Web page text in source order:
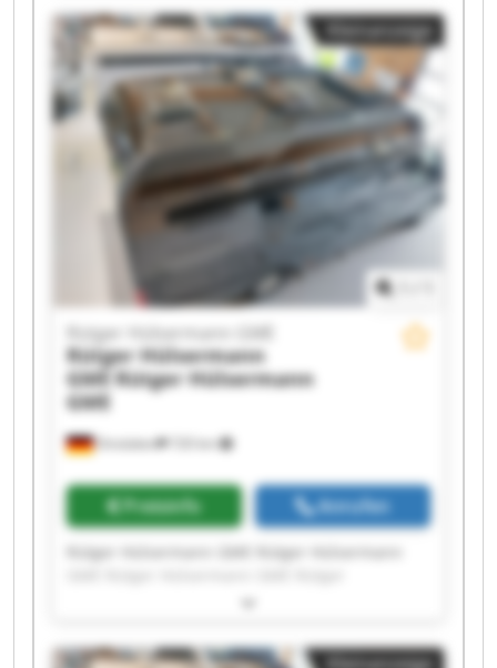
GME Rütger Hülsermann GME Rütger
Hülsermann GME Rütger Hülsermann GME
Rütger Hülsermann GME Rütger Hülsermann
GME Rütger Hülsermann GME Rütger
Hülsermann GME Rütger Hülsermann GME
Rütger Hülsermann GME Rütger Hülsermann
GME Rütger Hülsermann GME Rütger
Hülsermann GME Rütger Hülsermann GME
Kleinanzeige
Dinslaken 720 km
Rütger Hülsermann GME
Rütger Hülsermann
GME Rütger Hülsermann
GME
Preisinfo Anrufen
Rütger Hülsermann GME Rütger Hülsermann
Hülsermann GME Rütger Hülsermann GME
GME Rütger Hülsermann GME Rütger